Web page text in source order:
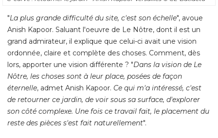
"La plus grande difficulté du site, c'est son échelle", avoue
Anish Kapoor. Saluant l'oeuvre de Le Nôtre, dont il est un
grand admirateur, il explique que celui-ci avait une vision
ordonnée, claire et complète des choses. Comment, dès
lors, apporter une vision différente ? "Dans la vision de Le
Nôtre, les choses sont à leur place, posées de façon
éternelle, admet Anish Kapoor. Ce qui m'a intéressé, c'est
de retourner ce jardin, de voir sous sa surface, d'explorer
son côté complexe. Une fois ce travail fait, le placement du
reste des pièces s'est fait naturellement".